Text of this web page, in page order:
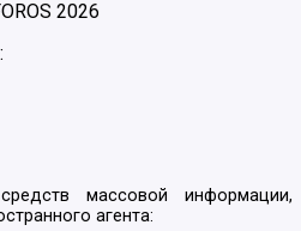
2026
массовой информации,
агента: